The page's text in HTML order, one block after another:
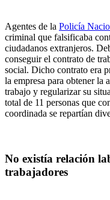
Agentes de la Policía
criminal que falsificaba
ciudadanos extranjeros.
conseguir el contrato de
social. Dicho contrato era
la empresa para obtener la
trabajo y regularizar su
total de 11 personas que
coordinada se repartían
No existía relación
trabajadores